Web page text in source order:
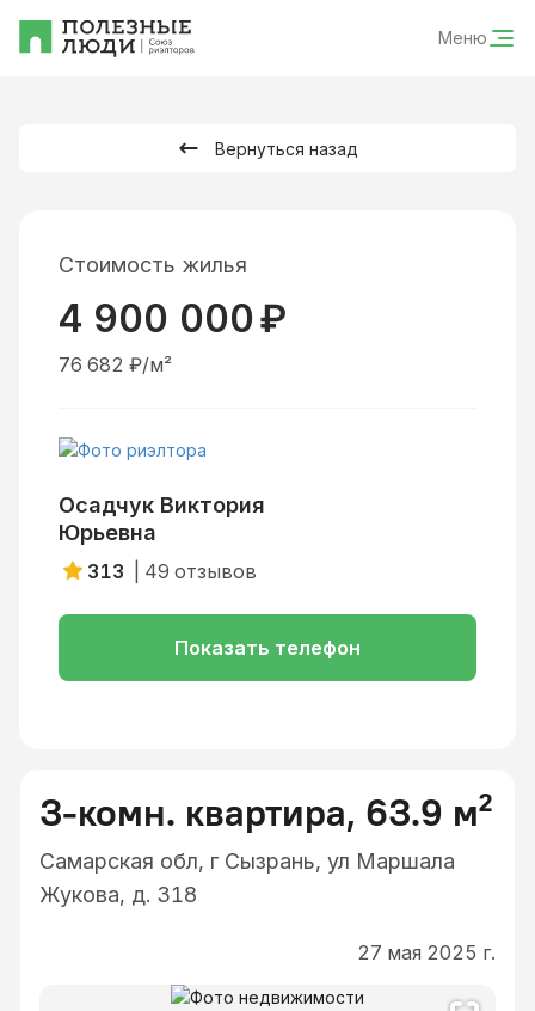
Меню
Вернуться назад
Стоимость жилья
4 900 000₽
76 682 ₽/м²
Осадчук Виктория
Юрьевна
313 49 отзывов
Показать телефон
3-комн. квартира, 63.9 м²
Самарская обл, г Сызрань, ул Маршала
Жукова, д. 318
27 мая 2025 г.